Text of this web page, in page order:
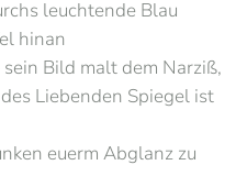
leuchtende Blau
hinan
Bild malt dem Narziß,
Liebenden Spiegel ist
euerm Abglanz zu